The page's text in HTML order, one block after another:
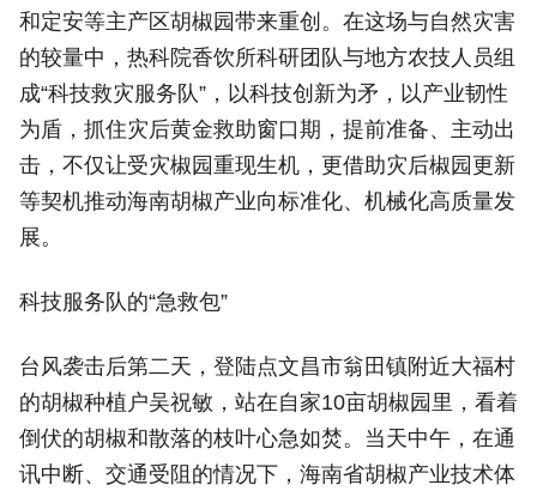
和定安等主产区胡椒园带来重创。在这场与自然灾害
的较量中，热科院香饮所科研团队与地方农技人员组
成“科技救灾服务队”，以科技创新为矛，以产业韧性
为盾，抓住灾后黄金救助窗口期，提前准备、主动出
击，不仅让受灾椒园重现生机，更借助灾后椒园更新
等契机推动海南胡椒产业向标准化、机械化高质量发
展。
科技服务队的“急救包”
台风袭击后第二天，登陆点文昌市翁田镇附近大福村
的胡椒种植户吴祝敏，站在自家10亩胡椒园里，看着
倒伏的胡椒和散落的枝叶心急如焚。当天中午，在通
讯中断、交通受阻的情况下，海南省胡椒产业技术体